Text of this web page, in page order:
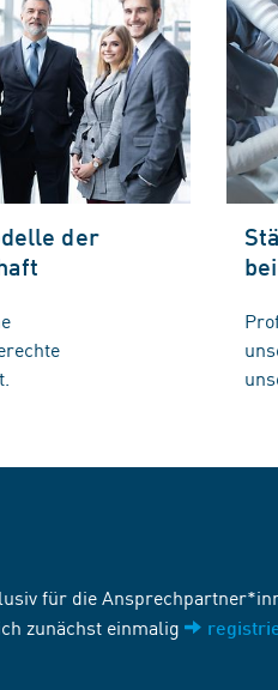
der
für die
zunächst einmalig